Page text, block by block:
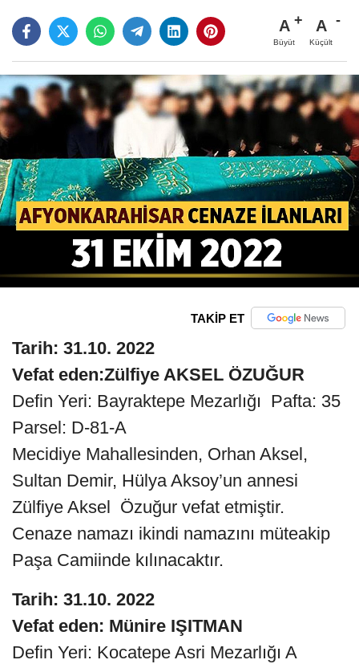
A
Büyüt
A
Küçült
TAKİP ET
Tarih: 31.10. 2022
Vefat eden:Zülfiye AKSEL ÖZUĞUR
Defin Yeri: Bayraktepe Mezarlığı Pafta: 35
Parsel: D-81-A
Mecidiye Mahallesinden, Orhan Aksel,
Sultan Demir, Hülya Aksoy’un annesi
Zülfiye Aksel Özuğur vefat etmiştir.
Cenaze namazı ikindi namazını müteakip
Paşa Camiinde kılınacaktır.
Tarih: 31.10. 2022
Vefat eden: Münire IŞITMAN
Defin Yeri: Kocatepe Asri Mezarlığı A